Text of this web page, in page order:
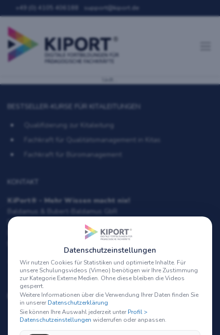
Datenschutzeinstellungen
Wir nutzen Cookies für Statistiken und optimierte Inhalte. Für
unsere Schulungsvideos (Vimeo) benötigen wir Ihre Zustimmung
zur Kategorie Externe Medien. Ohne diese bleiben die Videos
gesperrt.
Weitere Informationen über die Verwendung Ihrer Daten finden Sie
in unsererDatenschutzerklärung
Sie können Ihre Auswahl jederzeit unterProfil >
Datenschutzeinstellungen widerrufen oder anpassen.
+49 (0) 4105 406188 support@kiport.de
BESTSELLER-KURSE FÜR KITALEITUNGEN
Qualifizierung zur Kitaleitung
Fachkraft für Qualitätsmanagement in Kitas
Fachkraft für Büromanagement
KONTAKT
KiPort® - Mehr Wissen macht nix!
Baldamus & Bubert-Baldamus GbR
Dipl.-Päd. Bettina Bubert-Baldamus
Dipl.-Ing. Michael Baldamus
+49 (0) 4105 406188 |
info@kiport.de
BESTSELLER-KURSE FÜR MUSIKPÄDAGOGIK
Fachkraft für musikalische Früherziehung
Kreative Spielideen mit Musik